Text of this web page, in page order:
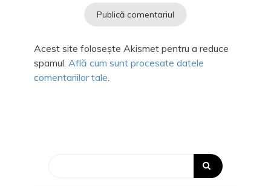
Acest site folosește Akismet pentru a reduce
spamul. Află cum sunt procesate datele
comentariilor tale